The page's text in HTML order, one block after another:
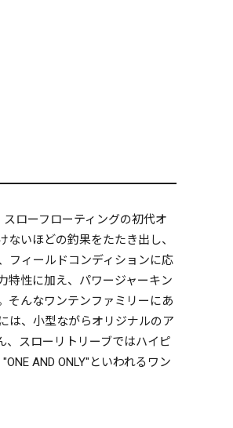
ローフローティングの初代オ
いほどの釣果をたたき出し、
フィールドコンディションに応
特性に加え、パワージャーキン
そんなワンテンファミリーにあ
は、小型ながらオリジナルのア
、スローリトリーブではハイピ
AND ONLY"といわれるワン